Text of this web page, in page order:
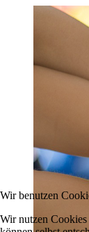
Wir benutzen
Wir nutzen